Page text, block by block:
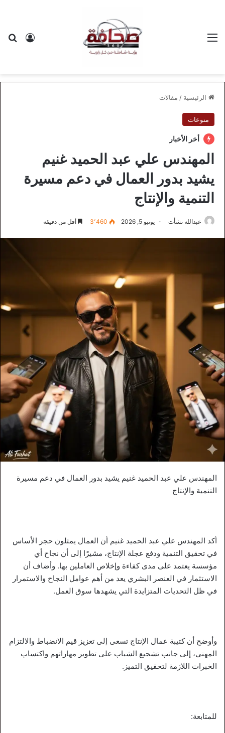
الرئيسية / مقالات
منوعات
أخر الأخبار
المهندس علي عبد الحميد غنيم
يشيد بدور العمال في دعم مسيرة
التنمية والإنتاج
عبدالله نشأت يونيو 5, 2026 3٬460 أقل من دقيقة
المهندس علي عبد الحميد غنيم يشيد بدور العمال في دعم مسيرة
التنمية والإنتاج
أكد المهندس علي عبد الحميد غنيم أن العمال يمثلون حجر الأساس
في تحقيق التنمية ودفع عجلة الإنتاج، مشيرًا إلى أن نجاح أي
مؤسسة يعتمد على مدى كفاءة وإخلاص العاملين بها. وأضاف أن
الاستثمار في العنصر البشري يعد من أهم عوامل النجاح والاستمرار
في ظل التحديات المتزايدة التي يشهدها سوق العمل.
وأوضح أن كتيبة عمال الإنتاج تسعى إلى تعزيز قيم الانضباط والالتزام
المهني، إلى جانب تشجيع الشباب على تطوير مهاراتهم واكتساب
الخبرات اللازمة لتحقيق التميز.
للمتابعة: